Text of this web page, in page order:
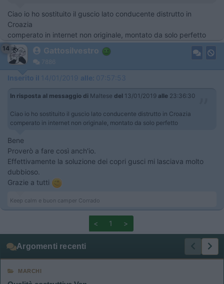
Ciao io ho sostituito il guscio lato conducente distrutto in
Croazia
comperato in internet non originale, montato da solo perfetto
14 Gattosilvestro
7886
Inserito il 14/01/2019 alle: 07:57:53
In risposta al messaggio di Maltese del 13/01/2019 alle 23:36:30
Ciao io ho sostituito il guscio lato conducente distrutto in Croazia
comperato in internet non originale, montato da solo perfetto
Bene
Proverò a fare così anch'io.
Effettivamente la soluzione dei copri gusci mi lasciava molto
dubbioso.
Grazie a tutti
Keep calm e buon camper Corrado
< 1 >
Argomenti recenti
MARCHI